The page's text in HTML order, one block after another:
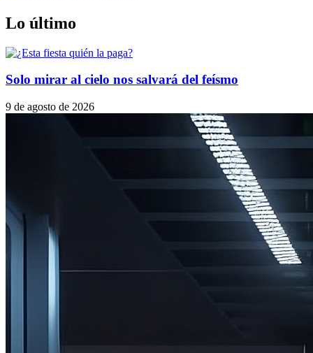
Lo último
Solo mirar al cielo nos salvará del feísmo
9 de agosto de 2026